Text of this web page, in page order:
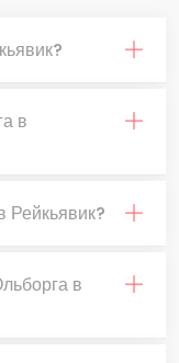
в
Рейкьявик?
в